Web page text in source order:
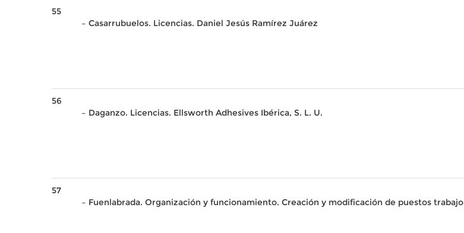
55
– Casarrubuelos. Licencias. Daniel Jesús Ramírez Juárez
56
– Daganzo. Licencias. Ellsworth Adhesives Ibérica, S. L. U.
57
– Fuenlabrada. Organización y funcionamiento. Creación y modificación de puestos trabajo